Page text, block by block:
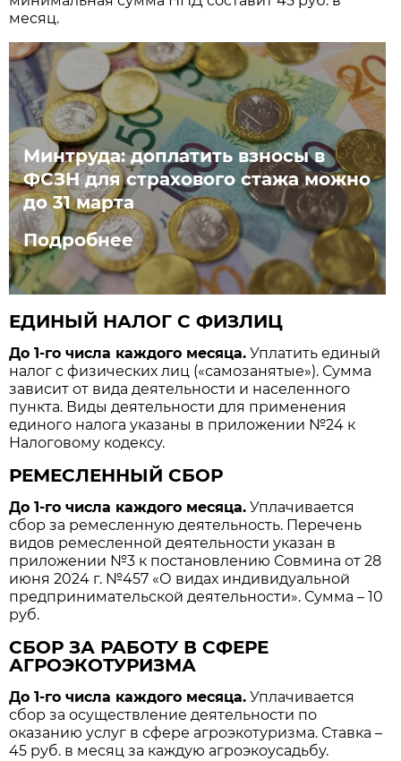
месяц.
Минтруда: доплатить взносы в
ФСЗН для страхового стажа можно
до 31 марта
Подробнее
ЕДИНЫЙ НАЛОГ С ФИЗЛИЦ
До 1-го числа каждого месяца. Уплатить единый
налог с физических лиц («самозанятые»). Сумма
зависит от вида деятельности и населенного
пункта. Виды деятельности для применения
единого налога указаны в приложении №24 к
Налоговому кодексу.
РЕМЕСЛЕННЫЙ СБОР
До 1-го числа каждого месяца. Уплачивается
сбор за ремесленную деятельность. Перечень
видов ремесленной деятельности указан в
приложении №3 к постановлению Совмина от 28
июня 2024 г. №457 «О видах индивидуальной
предпринимательской деятельности». Сумма – 10
руб.
СБОР ЗА РАБОТУ В СФЕРЕ
АГРОЭКОТУРИЗМА
До 1-го числа каждого месяца. Уплачивается
сбор за осуществление деятельности по
оказанию услуг в сфере агроэкотуризма. Ставка –
45 руб. в месяц за каждую агроэкоусадьбу.